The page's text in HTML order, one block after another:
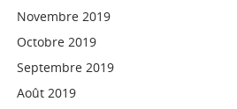
Novembre 2019
Octobre 2019
Septembre 2019
Août 2019